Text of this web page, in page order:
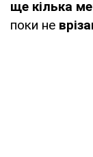
ще кілька
поки не